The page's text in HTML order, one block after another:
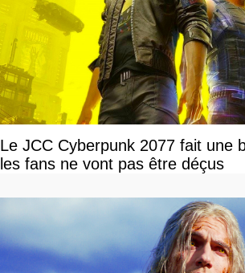
Le JCC Cyberpunk 2077 fait une
les fans ne vont pas être déçus